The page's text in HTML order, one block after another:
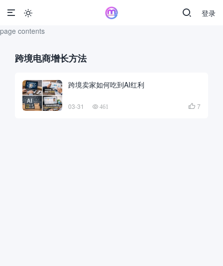
page contents
登录

跨境电商增长方法
跨境卖家如何吃到AI红利
03-31 461  7